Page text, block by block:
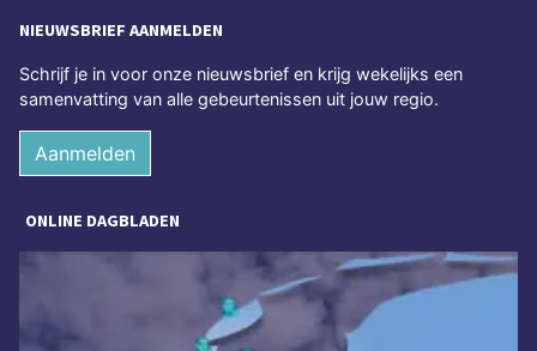
NIEUWSBRIEF AANMELDEN
Schrijf je in voor onze nieuwsbrief en krijg wekelijks een
samenvatting van alle gebeurtenissen uit jouw regio.
Aanmelden
ONLINE DAGBLADEN